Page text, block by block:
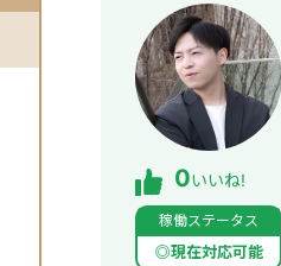
0いいね!
稼働ステータス
◎現在対応可能